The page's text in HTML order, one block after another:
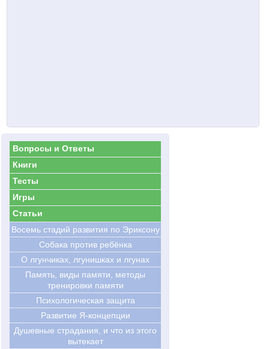
Вопросы и Ответы
Книги
Тесты
Игры
Статьи
Восемь стадий развития по Эриксону
Cобака против ребёнка
О лгунчиках, лгунишках и лгунах
Память, виды памяти, методы
тренировки памяти
Психологическая защита
Развитие Я-концепции
Душевные страдания, и что из этого
вытекает